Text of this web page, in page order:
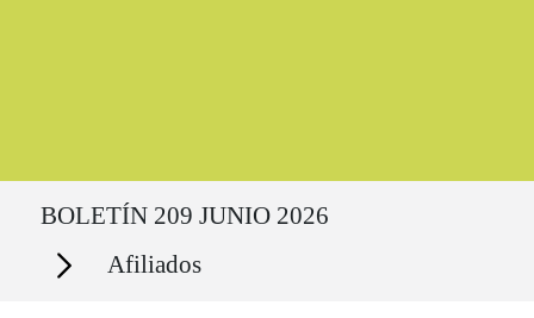
BOLETÍN 209 JUNIO 2026
Secciones Afiliados